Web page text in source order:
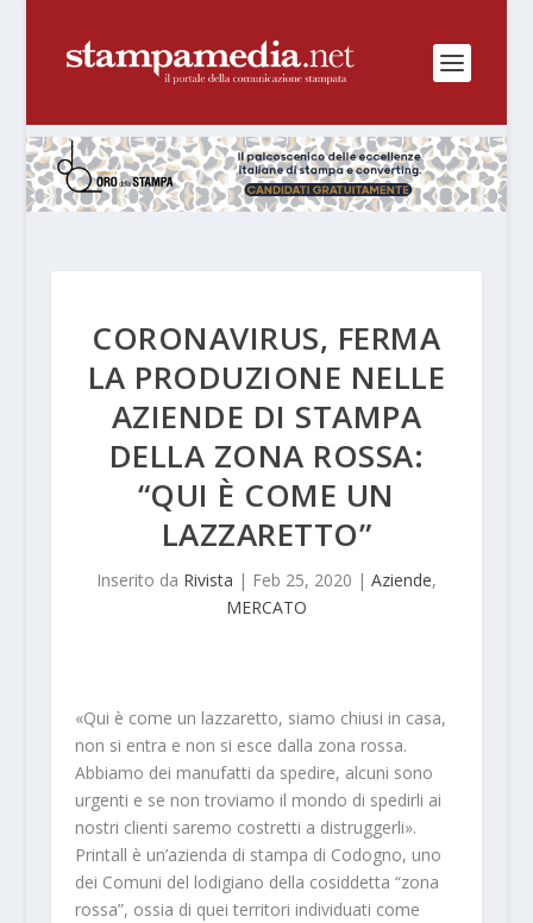
CORONAVIRUS, FERMA
LA PRODUZIONE NELLE
AZIENDE DI STAMPA
DELLA ZONA ROSSA:
“QUI È COME UN
LAZZARETTO”
Inserito da Rivista | Feb 25, 2020 | Aziende,
MERCATO
«Qui è come un lazzaretto, siamo chiusi in casa,
non si entra e non si esce dalla zona rossa.
Abbiamo dei manufatti da spedire, alcuni sono
urgenti e se non troviamo il mondo di spedirli ai
nostri clienti saremo costretti a distruggerli».
Printall è un’azienda di stampa di Codogno, uno
dei Comuni del lodigiano della cosiddetta “zona
rossa”, ossia di quei territori individuati come